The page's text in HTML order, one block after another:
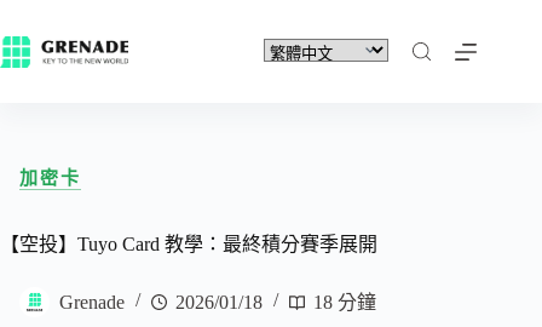
加密卡
【空投】Tuyo Card 教學：最終積分賽季展開
Grenade 2026/01/18 18 分鐘